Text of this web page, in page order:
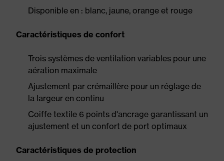
Disponible en : blanc, jaune, orange et rouge
Caractéristiques de confort
Trois systèmes de ventilation variables pour une
aération maximale
Ajustement par crémaillère pour un réglage de
la largeur en continu
Coiffe textile 6 points d'ancrage garantissant un
ajustement et un confort de port optimaux
Caractéristiques de protection